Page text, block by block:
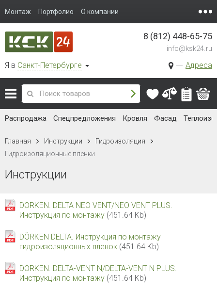
Монтаж Портфолио О компании
Я в Санкт-Петербурге Адреса
8 (812) 448-65-75
info@ksk24.ru
Распродажа Спецпредложения Кровля Фасад
Главная Инструкции
Гидроизоляция
Гидроизоляционные пленки
Инструкции
DÖRKEN. DELTA NEO VENT/NEO VENT PLUS.
Инструкция по монтажу (451.64 Kb)
DÖRKEN DELTA. Инструкция по монтажу
гидроизоляционных пленок (451.64 Kb)
DÖRKEN. DELTA-VENT N/DELTA-VENT N PLUS.
Инструкция по монтажу (451.64 Kb)